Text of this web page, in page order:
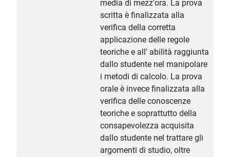
media di mezz'ora. La prova
scritta è finalizzata alla
verifica della corretta
applicazione delle regole
teoriche e all' abilità raggiunta
dallo studente nel manipolare
i metodi di calcolo. La prova
orale è invece finalizzata alla
verifica delle conoscenze
teoriche e soprattutto della
consapevolezza acquisita
dallo studente nel trattare gli
argomenti di studio, oltre